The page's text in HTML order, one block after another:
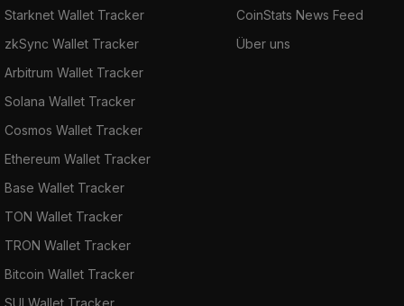
Starknet Wallet Tracker
zkSync Wallet Tracker
Arbitrum Wallet Tracker
Solana Wallet Tracker
Cosmos Wallet Tracker
Ethereum Wallet Tracker
Base Wallet Tracker
TON Wallet Tracker
TRON Wallet Tracker
Bitcoin Wallet Tracker
SUI Wallet Tracker
CoinStats News Feed
Über uns